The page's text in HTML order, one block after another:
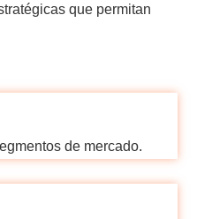
que permitan
de mercado.